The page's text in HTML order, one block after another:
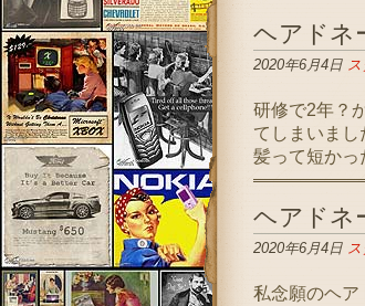
ヘアドネ
2020年6月4日
研修で2年？
てしまいま
髪って短か
ヘアド
2020年6月4日
私念願のヘア